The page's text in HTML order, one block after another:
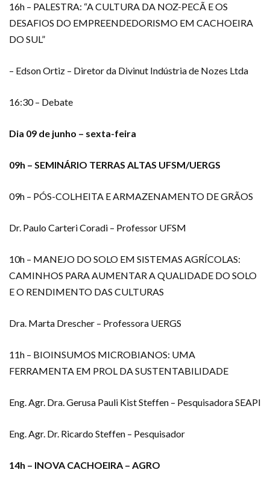
16h – PALESTRA: “A CULTURA DA NOZ-PECÃ E OS
DESAFIOS DO EMPREENDEDORISMO EM CACHOEIRA
DO SUL”
– Edson Ortiz – Diretor da Divinut Indústria de Nozes Ltda
16:30 – Debate
Dia 09 de junho – sexta-feira
09h – SEMINÁRIO TERRAS ALTAS UFSM/UERGS
09h – PÓS-COLHEITA E ARMAZENAMENTO DE GRÃOS
Dr. Paulo Carteri Coradi – Professor UFSM
10h – MANEJO DO SOLO EM SISTEMAS AGRÍCOLAS:
CAMINHOS PARA AUMENTAR A QUALIDADE DO SOLO
E O RENDIMENTO DAS CULTURAS
Dra. Marta Drescher – Professora UERGS
11h – BIOINSUMOS MICROBIANOS: UMA
FERRAMENTA EM PROL DA SUSTENTABILIDADE
Eng. Agr. Dra. Gerusa Pauli Kist Steffen – Pesquisadora SEAPI
Eng. Agr. Dr. Ricardo Steffen – Pesquisador
14h – INOVA CACHOEIRA – AGRO